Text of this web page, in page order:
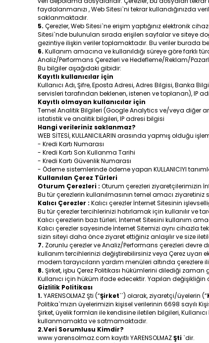
faydalanmanızı , Web Sitesi`ni tekrar kullandığınızda
saklanmaktadır.
5. Çerezler, Web Sitesi`ne erişim yaptığınız elektronik
Sitesi`nde bulunulan sırada erişilen sayfalar ve siteye
gezintiye ilişkin veriler toplamaktadır. Bu veriler burada
6. Kullanım amacına ve kullanıldığı süreye göre farklı
Analiz/Performans Çerezleri ve Hedefleme/Reklam/
Bu bilgiler aşağıdaki gibidir:
Kayıtlı kullanıcılar için
Kullanıcı Adı, Şifre, Eposta Adresi, Adres Bilgisi, Banka
servisleri tarafından beklenen, istenen ve toplanan), IP
Kayıtlı olmayan kullanıcılar için
Temel Analitik Bilgileri (Google Analytics ve/veya diğer
istatistik ve analitik bilgileri, IP adresi bilgisi
Hangi verileriniz saklanmaz?
WEB SİTESİ, KULLANICILARIN arasında yapmış
- Kredi Kartı Numarası
- Kredi Kartı Son Kullanma Tarihi
- Kredi Kartı Güvenlik Numarası
- Ödeme sistemlerinde ödeme yapan KULLANICIYI
Kullanılan Çerez Türleri
Oturum Çerezleri : Oturum çerezleri ziyaretçilerimizin
Bu tür çerezlerin kullanılmasının temel amacı
Kalıcı Çerezler : Kalıcı çerezler İnternet Sitesinin
Bu tür çerezler tercihlerinizi hatırlamak için kullanılır ve
Kalıcı çerezlerin bazı türleri; İnternet Sitesini kullanım
Kalıcı çerezler sayesinde İnternet Sitemizi aynı cihazla
sizin siteyi daha önce ziyaret ettiğiniz anlaşılır ve size
7. Zorunlu çerezler ve Analiz/Performans çerezleri devre
kullanım tercihlerinizi değiştirebilirsiniz veya Çerez uyarı
modern tarayıcıların yardım menüleri altında çerezlere
8. Şirket, işbu Çerez Politikası hükümlerini dilediği
Kullanıcı için hüküm ifade edecektir. Yapılan
Gizlilik Politikası
1. YARENSOLMAZ Şti (“Şirket``) olarak, ziyaretçi/üyelerin (“
Politika`mızın üyelerimizin kişisel verilerinin 6698 sayılı
Şirket, üyelik formları ile kendisine iletilen bilgileri,
kullanmamakta ve satmamaktadır.
2.Veri Sorumlusu Kimdir?
www.yarensolmaz.com kayıtlı YARENSOLMAZŞti `dir.